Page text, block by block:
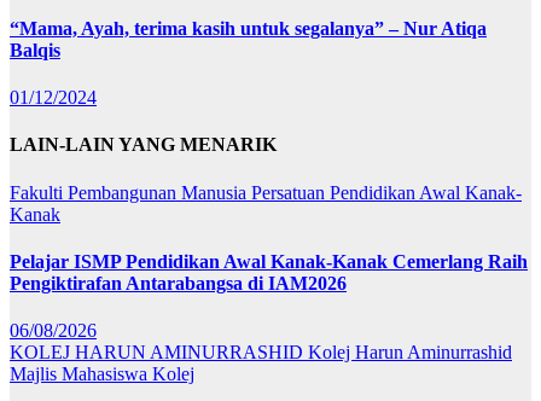
“Mama, Ayah, terima kasih untuk segalanya” – Nur Atiqa
Balqis
01/12/2024
LAIN-LAIN YANG MENARIK
Fakulti Pembangunan Manusia Persatuan Pendidikan Awal Kanak-
Kanak
Pelajar ISMP Pendidikan Awal Kanak-Kanak Cemerlang Raih
Pengiktirafan Antarabangsa di IAM2026
06/08/2026
KOLEJ HARUN AMINURRASHID Kolej Harun Aminurrashid
Majlis Mahasiswa Kolej